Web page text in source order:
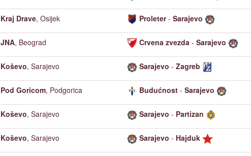
Kraj Drave, Osijek Proleter- Sarajevo
JNA, Beograd Crvena zvezda - Sarajevo
Koševo, Sarajevo Sarajevo - Zagreb
Pod Goricom, Podgorica Budućnost - Sarajevo
Koševo, Sarajevo Sarajevo - Partizan
Koševo, Sarajevo Sarajevo - Hajduk